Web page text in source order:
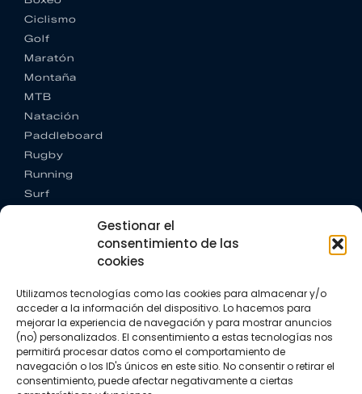
Gestionar el
consentimiento de las
cookies
Utilizamos tecnologías como las cookies para almacenar y/o
acceder a la información del dispositivo. Lo hacemos para
mejorar la experiencia de navegación y para mostrar anuncios
(no) personalizados. El consentimiento a estas tecnologías nos
permitirá procesar datos como el comportamiento de
navegación o los ID's únicos en este sitio. No consentir o retirar el
consentimiento, puede afectar negativamente a ciertas
Ciclismo
Golf
Maratón
Montaña
MTB
Natación
Paddleboard
Rugby
Running
Surf
CONTACTO
+34 662 342 177
info@vkssport.com
SÍGUENOS